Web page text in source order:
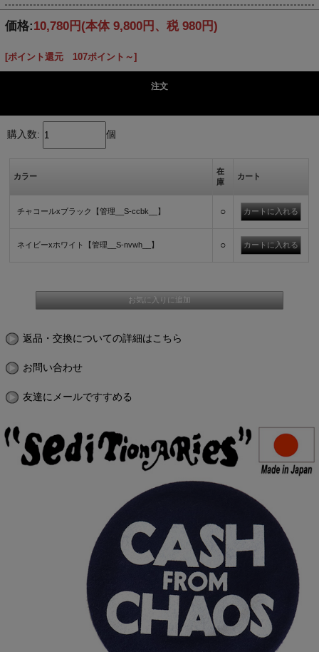
価格:10,780円 (本体 9,800円、税 980円)
[ポイント還元 107ポイント～]
注文
購入数: 個
カラー
在
庫
カート
チャコールxブラック【管理__S-ccbk__】 ○
ネイビーxホワイト【管理__S-nvwh__】 ○
返品・交換についての詳細はこちら
お問い合わせ
友達にメールですすめる